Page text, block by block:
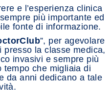
e l’esperienza clinica
più importante ed
fonte di informazione.
”, per agevolare
presso la classe medica,
invasivi e sempre più
tempo che migliaia di
da anni dedicano a tale